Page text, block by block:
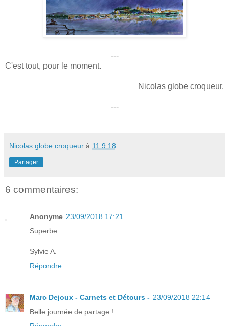
---
C'est tout, pour le moment.
Nicolas globe croqueur.
---
Nicolas globe croqueur à 11.9.18
Partager
6 commentaires:
Anonyme 23/09/2018 17:21
Superbe.
Sylvie A.
Répondre
Marc Dejoux - Carnets et Détours - 23/09/2018 22:14
Belle journée de partage !